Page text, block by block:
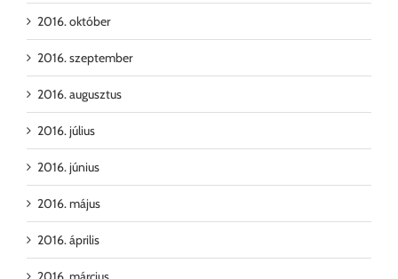
2016. október
2016. szeptember
2016. augusztus
2016. július
2016. június
2016. május
2016. április